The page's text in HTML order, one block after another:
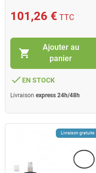
101,26 € TTC
shopping_cart
Ajouter au
panier
done EN STOCK
Livraison express 24h/48h
Livraison gratuite